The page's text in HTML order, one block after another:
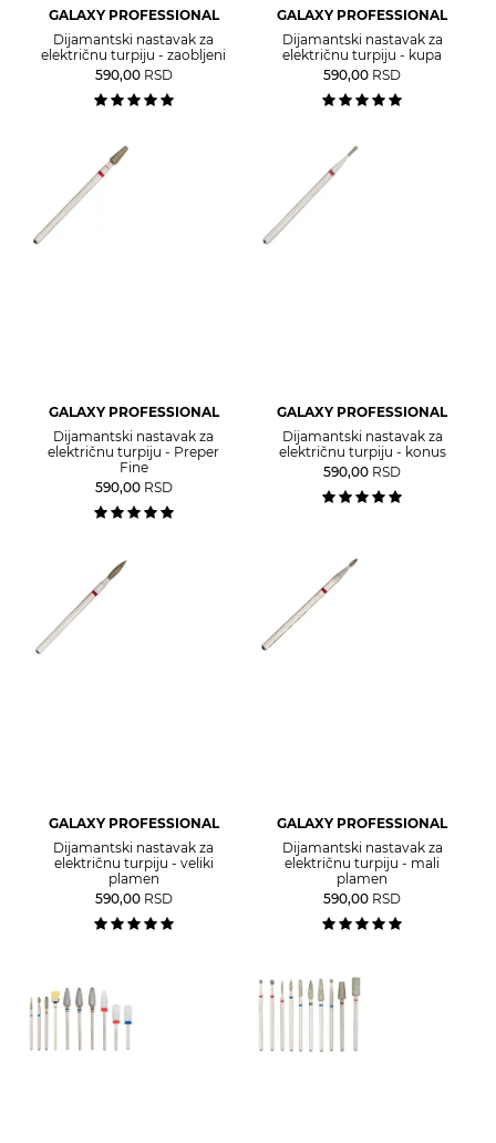
GALAXY PROFESSIONAL
Dijamantski nastavak za
električnu turpiju - zaobljeni
590,00 RSD
GALAXY PROFESSIONAL
Dijamantski nastavak za
električnu turpiju - kupa
590,00 RSD
GALAXY PROFESSIONAL
Dijamantski nastavak za
električnu turpiju - Preper
Fine
590,00 RSD
GALAXY PROFESSIONAL
Dijamantski nastavak za
električnu turpiju - konus
590,00 RSD
GALAXY PROFESSIONAL
Dijamantski nastavak za
električnu turpiju - veliki
plamen
590,00 RSD
GALAXY PROFESSIONAL
Dijamantski nastavak za
električnu turpiju - mali
plamen
590,00 RSD